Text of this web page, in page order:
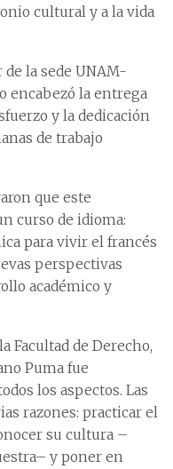
cultural y a la vida
la sede UNAM-
encabezó la entrega
y la dedicación
de trabajo
que este
curso de idioma:
para vivir el francés
perspectivas
académico y
Facultad de Derecho,
Puma fue
los aspectos. Las
razones: practicar el
su cultura –
y poner en